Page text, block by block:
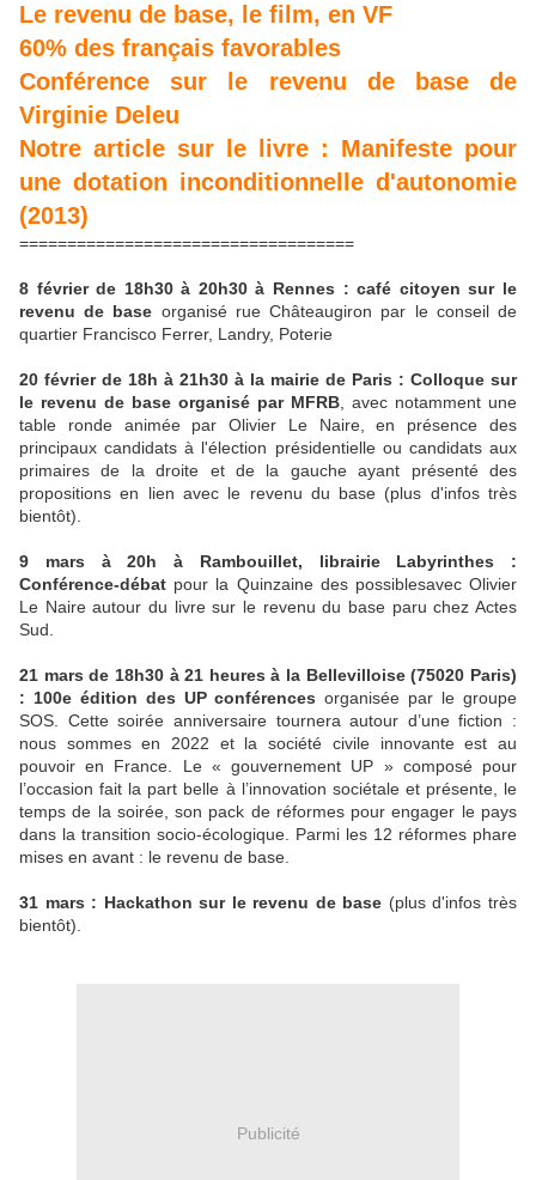
Le revenu de base, le film, en VF
60% des français favorables
Conférence sur le revenu de base de
Virginie Deleu
Notre article sur le livre : Manifeste pour
une dotation inconditionnelle d'autonomie
(2013)
===================================
8 février de 18h30 à 20h30 à Rennes : café citoyen sur le
revenu de base organisé rue Châteaugiron par le conseil de
quartier Francisco Ferrer, Landry, Poterie
20 février de 18h à 21h30 à la mairie de Paris : Colloque sur
le revenu de base organisé par MFRB , avec notamment une
table ronde animée par Olivier Le Naire, en présence des
principaux candidats à l'élection présidentielle ou candidats aux
primaires de la droite et de la gauche ayant présenté des
propositions en lien avec le revenu du base (plus d'infos très
bientôt).
9 mars à 20h à Rambouillet, librairie Labyrinthes :
Conférence-débat pour la Quinzaine des possiblesavec Olivier
Le Naire autour du livre sur le revenu du base paru chez Actes
Sud.
21 mars de 18h30 à 21 heures à la Bellevilloise (75020 Paris)
: 100e édition des UP conférences organisée par le groupe
SOS. Cette soirée anniversaire tournera autour d’une fiction :
nous sommes en 2022 et la société civile innovante est au
pouvoir en France. Le « gouvernement UP » composé pour
l’occasion fait la part belle à l’innovation sociétale et présente, le
temps de la soirée, son pack de réformes pour engager le pays
dans la transition socio-écologique. Parmi les 12 réformes phare
mises en avant : le revenu de base.
31 mars : Hackathon sur le revenu de base (plus d'infos très
bientôt).
Publicité